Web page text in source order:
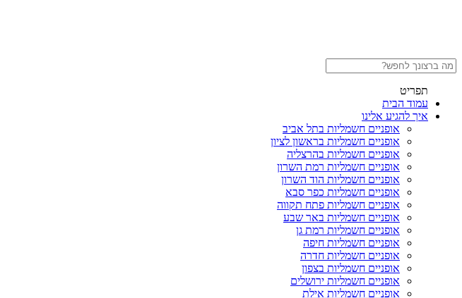
תפריט
עמוד הבית
איך להגיע אלינו
אופניים חשמליות בתל אביב
אופניים חשמליות בראשון לציון
אופניים חשמליות בהרצליה
אופניים חשמליות רמת השרון
אופניים חשמליות הוד השרון
אופניים חשמליות כפר סבא
אופניים חשמליות פתח תקווה
אופניים חשמליות באר שבע
אופניים חשמליות רמת גן
אופניים חשמליות חיפה
אופניים חשמליות חדרה
אופניים חשמליות בצפון
אופניים חשמליות ירושלים
אופניים חשמליות אילת